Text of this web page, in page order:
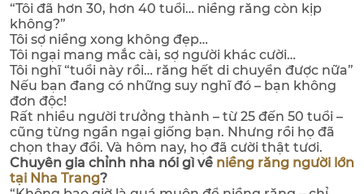
“Tôi đã hơn 30, hơn 40 tuổi… niềng răng còn kịp
không?”
Tôi sợ niềng xong không đẹp…
Tôi ngại mang mắc cài, sợ người khác cười…
Tôi nghĩ “tuổi này rồi… răng hết di chuyển được nữa”
Nếu bạn đang có những suy nghĩ đó – bạn không
đơn độc!
Rất nhiều người trưởng thành – từ 25 đến 50 tuổi –
cũng từng ngần ngại giống bạn. Nhưng rồi họ đã
chọn thay đổi. Và hôm nay, họ đã cười thật tươi.
Chuyên gia chỉnh nha nói gì về niềng răng người lớn
tại Nha Trang?